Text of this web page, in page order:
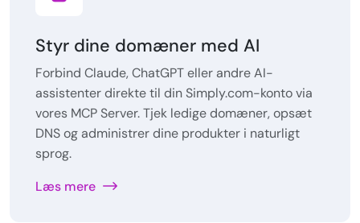
Styr dine domæner med AI
Forbind Claude, ChatGPT eller andre AI-
assistenter direkte til din Simply.com-konto via
vores MCP Server. Tjek ledige domæner, opsæt
DNS og administrer dine produkter i naturligt
sprog.
Læs mere